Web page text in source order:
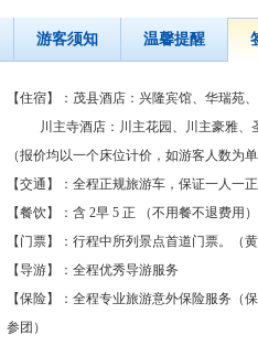
游客须知 温馨提醒
【住宿】：茂县酒店：兴隆宾馆、华瑞苑
川主寺酒店：川主花园、川主豪雅、
（报价均以一个床位计价，如游客人数为
【交通】：全程正规旅游车，保证一人一
【餐饮】：含 2早 5 正 （不用餐不退费用）
【门票】：行程中所列景点首道门票。（
【导游】：全程优秀导游服务
【保险】：全程专业旅游意外保险服务（
参团）